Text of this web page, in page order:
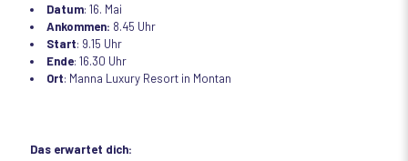
Datum: 16. Mai
Ankommen: 8.45 Uhr
Start: 9.15 Uhr
Ende: 16.30 Uhr
Ort: Manna Luxury Resort in Montan
Das erwartet dich: